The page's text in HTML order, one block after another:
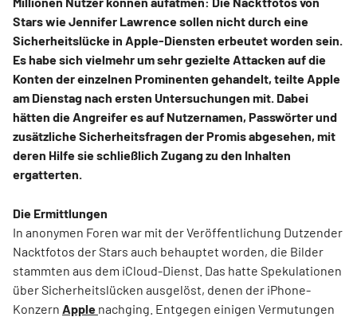
Stars wie Jennifer Lawrence sollen nicht durch eine
Sicherheitslücke in Apple-Diensten erbeutet worden sein.
Es habe sich vielmehr um sehr gezielte Attacken auf die
Konten der einzelnen Prominenten gehandelt, teilte Apple
am Dienstag nach ersten Untersuchungen mit. Dabei
hätten die Angreifer es auf Nutzernamen, Passwörter und
zusätzliche Sicherheitsfragen der Promis abgesehen, mit
deren Hilfe sie schließlich Zugang zu den Inhalten
ergatterten.
Die Ermittlungen
In anonymen Foren war mit der Veröffentlichung Dutzender
Nacktfotos der Stars auch behauptet worden, die Bilder
stammten aus dem iCloud-Dienst. Das hatte Spekulationen
über Sicherheitslücken ausgelöst, denen der iPhone-
Konzern Apple nachging. Entgegen einigen Vermutungen